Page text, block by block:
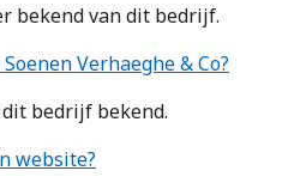
bekend van dit bedrijf.
Verhaeghe & Co?
bedrijf bekend.
website?